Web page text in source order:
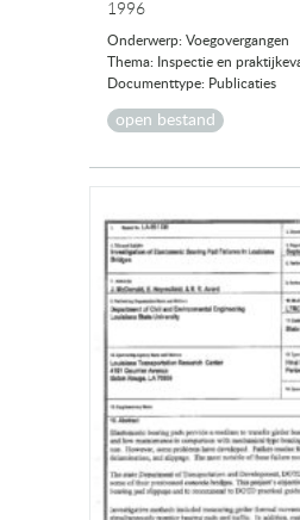
1996
Onderwerp: Voegovergangen
Thema: Inspectie en
Documenttype: Publicaties
open bestand